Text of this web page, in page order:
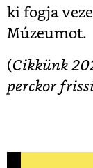
ki fogja
Múzeumot.
(Cikkünk
perckor